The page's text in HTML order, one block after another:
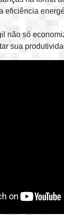
eficiência
não só
sua